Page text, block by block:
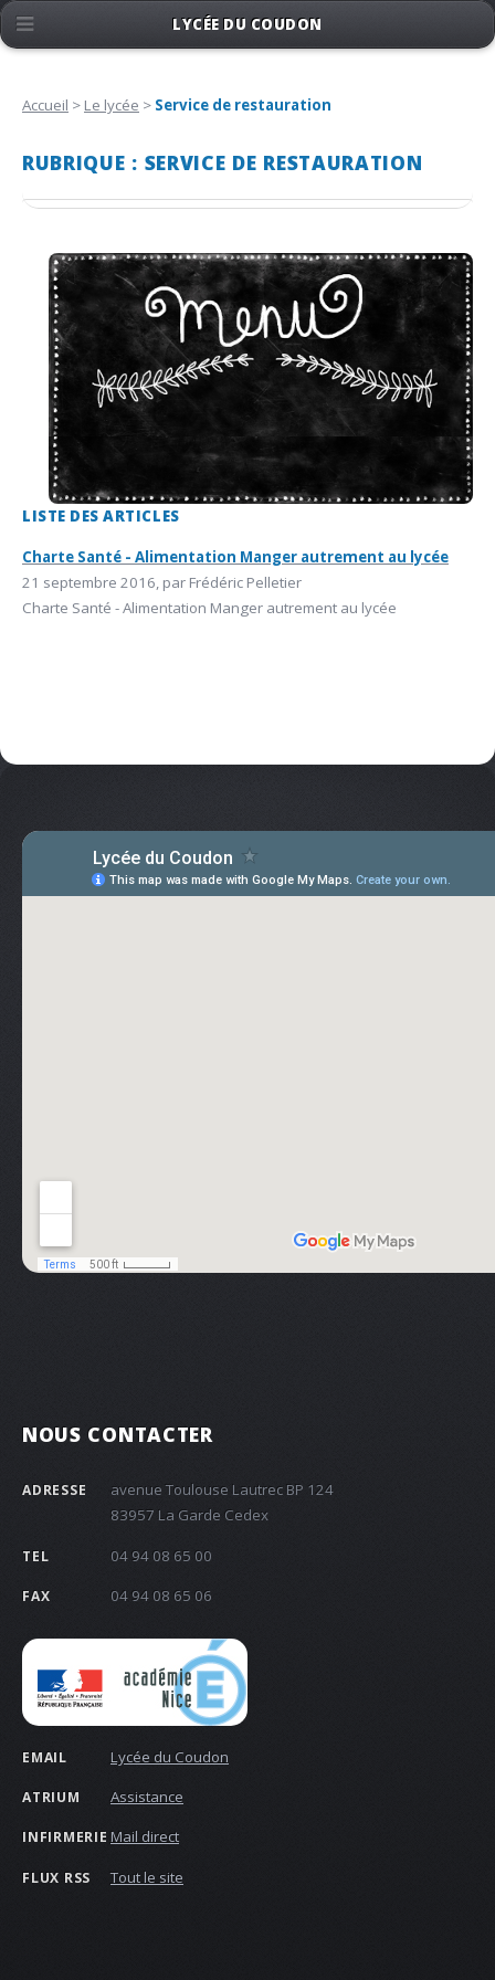
Accueil > Le lycée > Service de restauration
RUBRIQUE : SERVICE DE RESTAURATION
LISTE DES ARTICLES
Charte Santé - Alimentation Manger autrement au lycée
21 septembre 2016, par Frédéric Pelletier
Charte Santé - Alimentation Manger autrement au lycée
NOUS CONTACTER
ADRESSE
avenue Toulouse Lautrec BP 124
83957 La Garde Cedex
TEL 04 94 08 65 00
FAX 04 94 08 65 06
EMAIL Lycée du Coudon
ATRIUM Assistance
INFIRMERIE Mail direct
FLUX RSS Tout le site
LYCÉE DU COUDON